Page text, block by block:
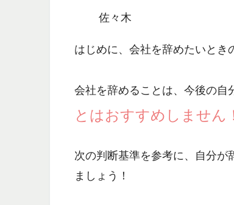
佐々木
はじめに、会社を辞めたいとき
会社を辞めることは、今後の自
とはおすすめしません
次の判断基準を参考に、自分が
ましょう！